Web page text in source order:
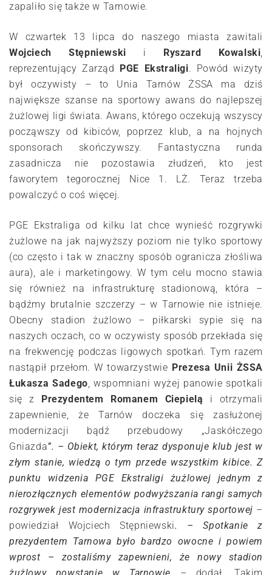
zapaliło się także w Tarnowie.
W czwartek 13 lipca do naszego miasta zawitali
Wojciech Stępniewski i Ryszard Kowalski,
reprezentujący Zarząd
PGE Ekstraligi. Powód wizyty
był oczywisty – to Unia Tarnów ŻSSA ma dziś
największe szanse na sportowy awans do najlepszej
żużlowej ligi świata. Awans, którego oczekują wszyscy
począwszy od kibiców, poprzez klub, a na hojnych
sponsorach skończywszy. Fantastyczna runda
zasadnicza nie pozostawia złudzeń, kto jest
faworytem tegorocznej Nice 1. LŻ. Teraz trzeba
powalczyć o coś więcej.
PGE Ekstraliga od kilku lat chce wynieść rozgrywki
żużlowe na jak najwyższy poziom nie tylko sportowy
(co często i tak w znaczny sposób ogranicza złośliwa
aura), ale i marketingowy. W tym celu mocno stawia
się również na infrastrukturę stadionową, która –
bądźmy brutalnie szczerzy – w Tarnowie nie istnieje.
Obecny stadion żużlowo – piłkarski sypie się na
naszych oczach, co w oczywisty sposób przekłada się
na frekwencję podczas ligowych spotkań. Tym razem
nastąpił przełom. W towarzystwie Prezesa Unii ŻSSA
Łukasza Sadego, wspomniani wyżej panowie spotkali
się z
Prezydentem Romanem Ciepielą i otrzymali
zapewnienie, że Tarnów doczeka się zasłużonej
modernizacji bądź przebudowy „Jaskółczego
Gniazda”. – Obiekt, którym teraz dysponuje klub jest w
złym stanie, wiedzą o tym przede wszystkim kibice. Z
punktu widzenia PGE Ekstraligi żużlowej jednym z
nierozłącznych elementów podwyższania rangi samych
rozgrywek jest modernizacja infrastruktury sportowej –
powiedział Wojciech Stępniewski. – Spotkanie z
prezydentem Tarnowa było bardzo owocne i powiem
wprost – zostaliśmy zapewnieni, że nowy stadion